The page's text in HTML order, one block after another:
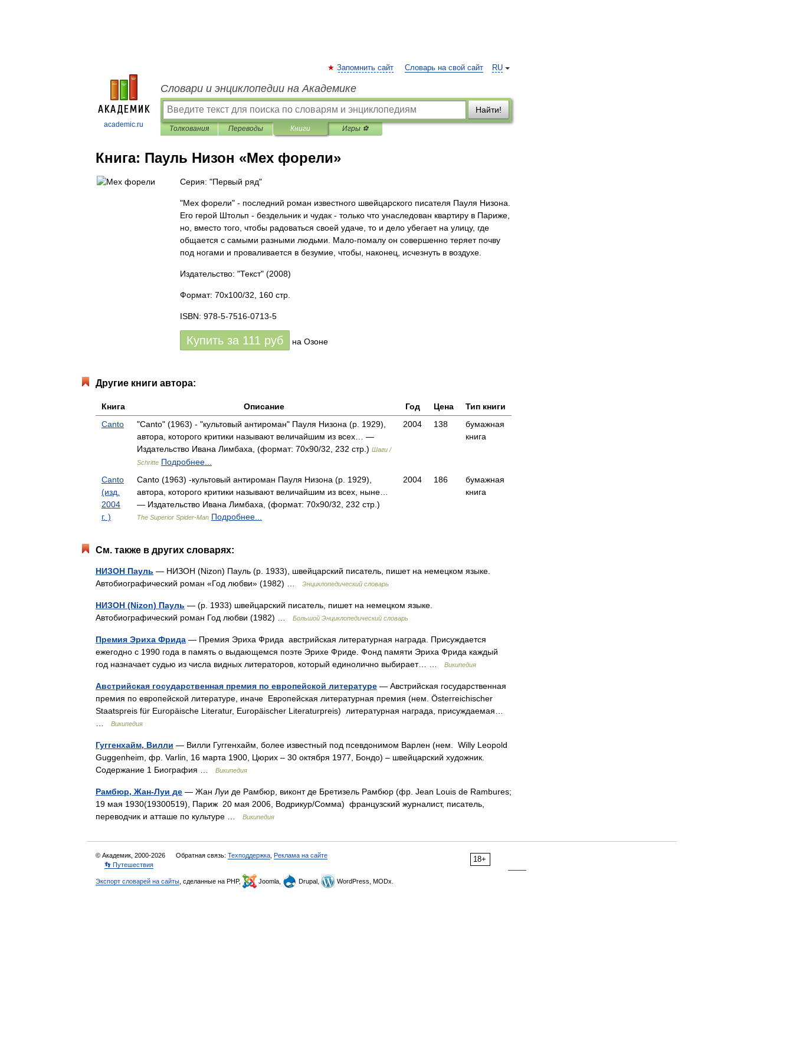
academic.ru
RU
Запомнить сайт Словарь на свой сайт
Словари и энциклопедии на Академике
Найти!
Толкования Переводы Книги Игры ⚽
Книга: Пауль Низон «Мех форели»
Серия: "Первый ряд"
"Мех форели" - последний роман известного швейцарского писателя Пауля Низона.
Его герой Штольп - бездельник и чудак - только что унаследован квартиру в Париже,
но, вместо того, чтобы радоваться своей удаче, то и дело убегает на улицу, где
общается с самыми разными людьми. Мало-помалу он совершенно теряет почву
под ногами и проваливается в безумие, чтобы, наконец, исчезнуть в воздухе.
Издательство: "Текст" (2008)
Формат: 70x100/32, 160 стр.
ISBN: 978-5-7516-0713-5
Купить за 111 руб на Озоне
Другие книги автора:
Книга Описание Год Цена
Тип книги
Canto
"Canto" (1963) - "культовый антироман" Пауля Низона (р. 1929),
автора, которого критики называют величайшим из всех… —
Издательство Ивана Лимбаха, (формат: 70x90/32, 232 стр.) Шаги /
Schritte Подробнее...
2004 138
бумажная
книга
Canto
(изд.
2004
г. )
Canto (1963) -культовый антироман Пауля Низона (р. 1929),
автора, которого критики называют величайшим из всех, ныне…
— Издательство Ивана Лимбаха, (формат: 70x90/32, 232 стр.)
The Superior Spider-Man Подробнее...
2004 186
бумажная
книга
См. также в других словарях:
НИЗОН Пауль — НИЗОН (Nizon) Пауль (р. 1933), швейцарский писатель, пишет на немецком языке.
Автобиографический роман «Год любви» (1982) …
Энциклопедический словарь
НИЗОН (Nizon) Пауль — (р. 1933) швейцарский писатель, пишет на немецком языке.
Автобиографический роман Год любви (1982) …
Большой Энциклопедический словарь
Премия Эриха Фрида — Премия Эриха Фрида австрийская литературная награда. Присуждается
ежегодно с 1990 года в память о выдающемся поэте Эрихе Фриде. Фонд памяти Эриха Фрида каждый
год назначает судью из числа видных литераторов, который единолично выбирает… …
Википедия
Австрийская государственная премия по европейской литературе — Австрийская государственная
премия по европейской литературе, иначе Европейская литературная премия (нем. Österreichischer
Staatspreis für Europäische Literatur, Europäischer Literaturpreis) литературная награда, присуждаемая…
Википедия
Гуггенхайм, Вилли — Вилли Гуггенхайм, более известный под псевдонимом Варлен (нем. Willy Leopold
Guggenheim, фр. Varlin, 16 марта 1900, Цюрих – 30 октября 1977, Бондо) – швейцарский художник.
Содержание 1 Биография …
Википедия
Рамбюр, Жан-Луи де — Жан Луи де Рамбюр, виконт де Бретизель Рамбюр (фр. Jean Louis de Rambures;
19 мая 1930(19300519), Париж 20 мая 2006, Водрикур/Сомма) французский журналист, писатель,
переводчик и атташе по культуре …
Википедия
18+
© Академик, 2000-2026 Обратная связь: Техподдержка Реклама на сайте
👣 Путешествия
Экспорт словарей на сайты , сделанные на PHP, Joomla, Drupal, WordPress, MODx.